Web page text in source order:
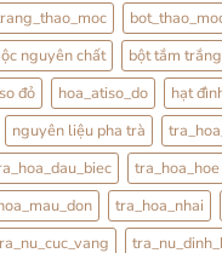
nguyên chất
bột tắm
đỏ hoa_atiso_do
hạt
nguyên liệu pha trà
tra_hoa_hoe
tra_hoa_nhai